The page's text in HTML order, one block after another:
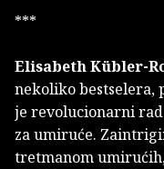
***
Elisabeth Kübler-
nekoliko bestselera,
je revolucionarni
za umiruće.
tretmanom